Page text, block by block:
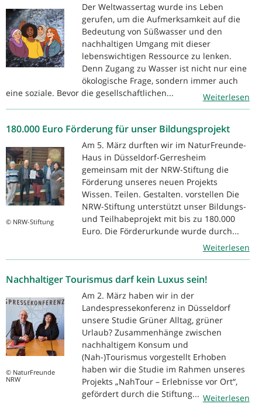
Der Weltwassertag wurde ins Leben
gerufen, um die Aufmerksamkeit auf die
Bedeutung von Süßwasser und den
nachhaltigen Umgang mit dieser
lebenswichtigen Ressource zu lenken.
Denn Zugang zu Wasser ist nicht nur eine
ökologische Frage, sondern immer auch
eine soziale. Bevor die gesellschaftlichen...
Weiterlesen
180.000 Euro Förderung für unser Bildungsprojekt
© NRW-Stiftung
Am 5. März durften wir im NaturFreunde-
Haus in Düsseldorf-Gerresheim
gemeinsam mit der NRW-Stiftung die
Förderung unseres neuen Projekts
Wissen. Teilen. Gestalten. vorstellen Die
NRW-Stiftung unterstützt unser Bildungs-
und Teilhabeprojekt mit bis zu 180.000
Euro. Die Förderurkunde wurde durch...
Weiterlesen
Nachhaltiger Tourismus darf kein Luxus sein!
© NaturFreunde
NRW
Am 2. März haben wir in der
Landespressekonferenz in Düsseldorf
unsere Studie Grüner Alltag, grüner
Urlaub? Zusammenhänge zwischen
nachhaltigem Konsum und
(Nah-)Tourismus vorgestellt Erhoben
haben wir die Studie im Rahmen unseres
Projekts „NahTour – Erlebnisse vor Ort“,
gefördert durch die Stiftung... Weiterlesen